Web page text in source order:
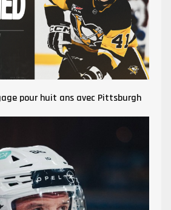
pour huit ans avec Pittsburgh